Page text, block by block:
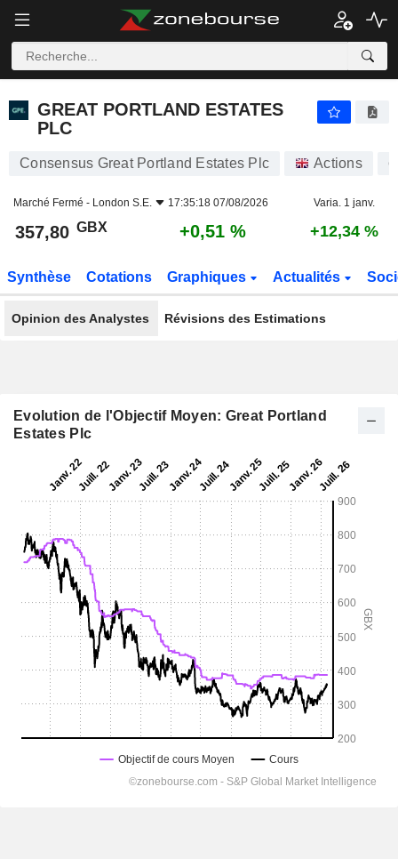
GREAT PORTLAND ESTATES
PLC
Consensus Great Portland Estates Plc Actions
Marché Fermé - London S.E. 17:35:18 07/08/2026 Varia. 1 janv.
357,80 GBX +0,51 % +12,34 %
Synthèse Cotations Graphiques Actualités
Opinion des Analystes Révisions des Estimations
Evolution de l'Objectif Moyen: Great Portland
Estates Plc